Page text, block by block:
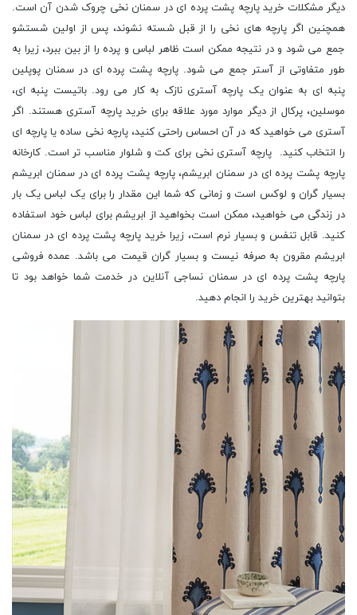
دیگر مشکلات خرید پارچه پشت پرده ای در سمنان نخی چروک شدن آن است.
همچنین اگر پارچه های نخی را از قبل شسته نشوند، پس از اولین شستشو
جمع می شود و در نتیجه ممکن است ظاهر لباس و پرده را از بین ببرد، زیرا به
طور متفاوتی از آستر جمع می شود. پارچه پشت پرده ای در سمنان پوپلین
پنبه ای به عنوان یک پارچه آستری نازک به کار می رود. باتیست پنبه ای،
موسلین، پرکال از دیگر موارد مورد علاقه برای خرید پارچه آستری هستند. اگر
آستری می خواهید که در آن احساس راحتی کنید، پارچه نخی ساده یا پارچه ای
را انتخاب کنید. پارچه آستری نخی برای کت و شلوار مناسب تر است. کارخانه
پارچه پشت پرده ای در سمنان ابریشم، پارچه پشت پرده ای در سمنان ابریشم
بسیار گران و لوکس است و زمانی که شما این مقدار را برای یک لباس یک بار
در زندگی می خواهید، ممکن است بخواهید از ابریشم برای لباس خود استفاده
کنید. قابل تنفس و بسیار نرم است، زیرا خرید پارچه پشت پرده ای در سمنان
ابریشم مقرون به صرفه نیست و بسیار گران قیمت می باشد. عمده فروشی
پارچه پشت پرده ای در سمنان نساجی آنلاین در خدمت شما خواهد بود تا
بتوانید بهترین خرید را انجام دهید.